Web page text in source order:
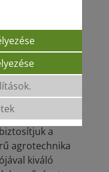
fajok
évek óta
erős ősziárpa-
többsoros
Magyarország
új kihívója is
a
agrotechnika
kiváló